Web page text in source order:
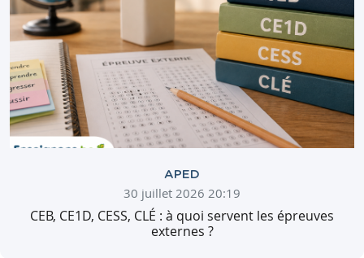
APED
30 juillet 2026 20:19
CEB, CE1D, CESS, CLÉ : à quoi servent les épreuves
externes ?